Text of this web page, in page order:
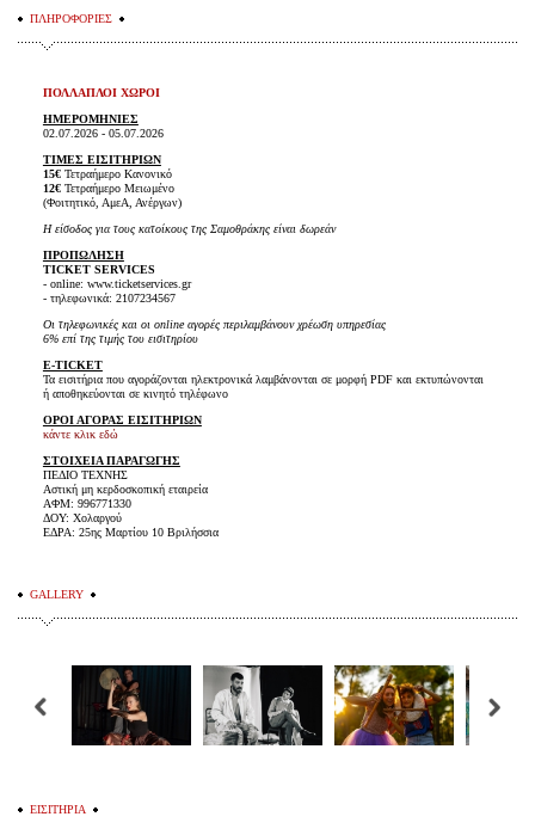
ΠΛΗΡΟΦΟΡΙΕΣ
ΠΟΛΛΑΠΛΟΙ ΧΩΡΟΙ
ΗΜΕΡΟΜΗΝΙΕΣ
02.07.2026 - 05.07.2026
ΤΙΜΕΣ ΕΙΣΙΤΗΡΙΩΝ
15€Τετραήμερο Κανονικό
12€ Τετραήμερο Μειωμένο
(Φοιτητικό, ΑμεΑ, Ανέργων)
Η είσοδος για τους κατοίκους της Σαμοθράκης είναι δωρεάν
ΠΡΟΠΩΛΗΣΗ
TICKET SERVICES
- online: www.ticketservices.gr
- τηλεφωνικά: 2107234567
Οι τηλεφωνικές και οι online αγορές περιλαμβάνουν χρέωση υπηρεσίας
6% επί της τιμής του εισιτηρίου
E-TICKET
Τα εισιτήρια που αγοράζονται ηλεκτρονικά λαμβάνονται σε μορφή PDF και εκτυπώνονται
ή αποθηκεύονται σε κινητό τηλέφωνο
ΟΡΟΙ ΑΓΟΡΑΣ ΕΙΣΙΤΗΡΙΩΝ
κάντε κλικ εδώ
ΣΤΟΙΧΕΙΑ ΠΑΡΑΓΩΓΗΣ
ΠΕΔΙΟ ΤΕΧΝΗΣ
Αστική μη κερδοσκοπική εταιρεία
ΑΦΜ: 996771330
ΔΟΥ: Χολαργού
ΕΔΡΑ: 25ης Μαρτίου 10 Βριλήσσια
GALLERY
ΕΙΣΙΤΗΡΙΑ